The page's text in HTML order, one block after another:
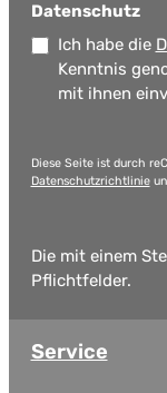
Datenschutz
Ich habe die
Kenntnis
mit ihnen
Diese Seite ist durch
Datenschutzrichtlinie
Die mit einem
Pflichtfelder.
Service